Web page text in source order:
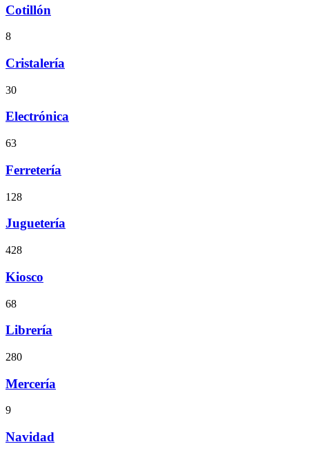
Cotillón
8
Cristalería
30
Electrónica
63
Ferretería
128
Juguetería
428
Kiosco
68
Librería
280
Mercería
9
Navidad